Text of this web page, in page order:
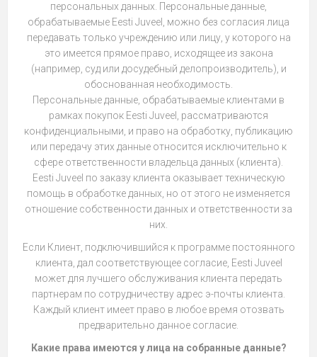
персональных данных. Персональные данные,
обрабатываемые Eesti Juveel, можно без согласия лица
передавать только учреждению или лицу, у которого на
это имеется прямое право, исходящее из закона
(например, суд или досудебный делопроизводитель), и
обоснованная необходимость.
Персональные данные, обрабатываемые клиентами в
рамках покупок Eesti Juveel, рассматриваются
конфиденциальными, и право на обработку, публикацию
или передачу этих данные относится исключительно к
сфере ответственности владельца данных (клиента).
Eesti Juveel по заказу клиента оказывает техническую
помощь в обработке данных, но от этого не изменяется
отношение собственности данных и ответственности за
них.
Если Клиент, подключившийся к программе постоянного
клиента, дал соответствующее согласие, Eesti Juveel
может для лучшего обслуживания клиента передать
партнерам по сотрудничеству адрес э-почты клиента.
Каждый клиент имеет право в любое время отозвать
предварительно данное согласие.
Какие права имеются у лица на собранные данные?